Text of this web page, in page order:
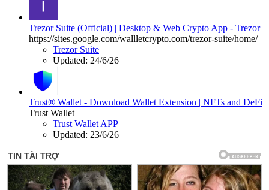
Trezor Suite (Official) | Desktop & Web Crypto App - Trezor
https://sites.google.com/wallletcrypto.com/trezor-suite/home/
Trezor Suite
Updated: 24/6/26
Trust® Wallet - Download Wallet Extension | NFTs and DeFi
Trust Wallet
Trust Wallet APP
Updated: 23/6/26